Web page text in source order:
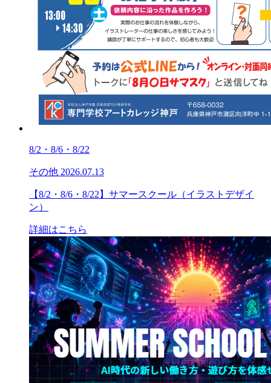
8/2・8/6・8/22
その他 2026.07.13
【8/2・8/6・8/22】サマースクール（イラストデザイ
ン）
詳細はこちら